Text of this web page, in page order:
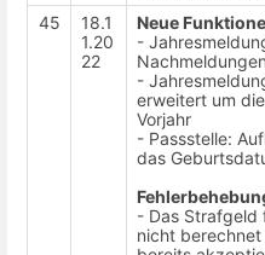
45
18.1
1.20
22
Neue
-
-
erweitert um
Vorjahr
- Passstelle:
das
- Das Strafgeld
nicht